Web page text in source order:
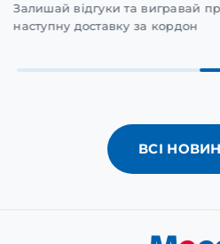
Залишай відгуки та вигравай
наступну доставку за кордон
ВСІ